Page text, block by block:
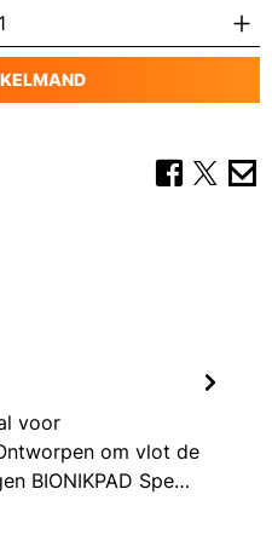
Voer de gewenste
voor
om vlot de
BIONIKPAD Spe…